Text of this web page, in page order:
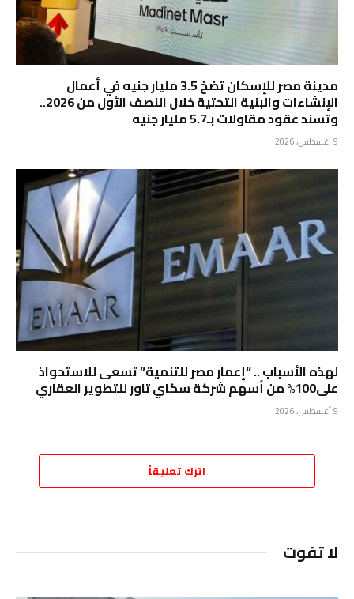
مدينة مصر للإسكان تضخ 3.5 مليار جنيه في أعمال
الإنشاءات والبنية التحتية خلال النصف الأول من 2026..
وتسند عقود مقاولات بـ5.7 مليار جنيه
9 أغسطس، 2026
لهذه الأسباب .. “إعمار مصر للتنمية” تسعى للاستحواذ
على100% من أسهم شركة سكاي تاور للتطوير العقاري
9 أغسطس، 2026
اترك تعليقاً
لا تفوت